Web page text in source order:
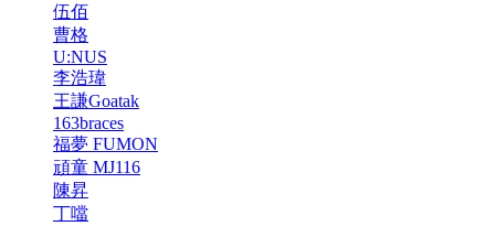
伍佰
曹格
U:NUS
李浩瑋
王謙Goatak
163braces
福夢 FUMON
頑童 MJ116
陳昇
丁噹